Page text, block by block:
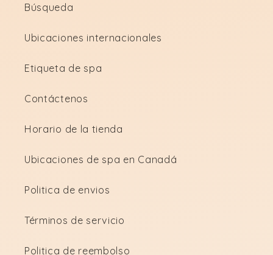
Búsqueda
Ubicaciones internacionales
Etiqueta de spa
Contáctenos
Horario de la tienda
Ubicaciones de spa en Canadá
Politica de envios
Términos de servicio
Politica de reembolso